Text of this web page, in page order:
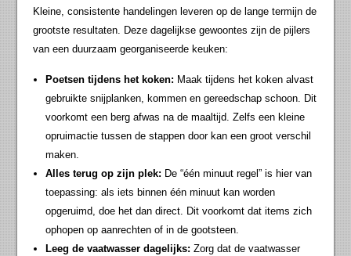
Kleine, consistente handelingen leveren op de lange termijn de
grootste resultaten. Deze dagelijkse gewoontes zijn de pijlers
van een duurzaam georganiseerde keuken:
Poetsen tijdens het koken: Maak tijdens het koken alvast
gebruikte snijplanken, kommen en gereedschap schoon. Dit
voorkomt een berg afwas na de maaltijd. Zelfs een kleine
opruimactie tussen de stappen door kan een groot verschil
maken.
Alles terug op zijn plek: De “één minuut regel” is hier van
toepassing: als iets binnen één minuut kan worden
opgeruimd, doe het dan direct. Dit voorkomt dat items zich
ophopen op aanrechten of in de gootsteen.
Leeg de vaatwasser dagelijks: Zorg dat de vaatwasser